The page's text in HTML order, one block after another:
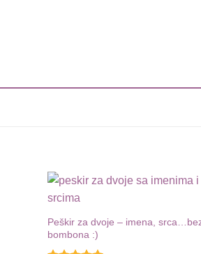
u
Peškir za dvoje – imena,
bombona :)